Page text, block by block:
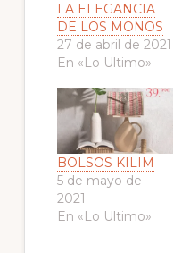
LA ELEGANCIA
DE LOS MONOS
27 de abril de 2021
En «Lo Ultimo»
BOLSOS KILIM
5 de mayo de
2021
En «Lo Ultimo»